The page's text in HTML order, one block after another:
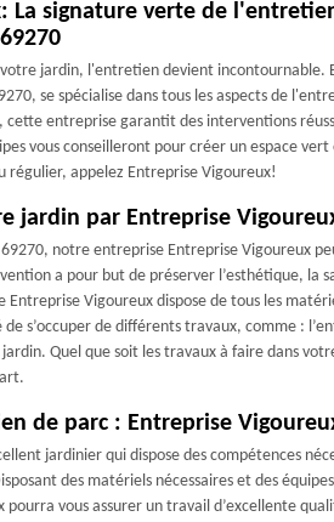
La signature verte de
votre jardin, l'entretien devient
se spécialise dans tous les aspects de
entreprise garantit des interventions
vous conseilleront pour créer un espace
appelez Entreprise Vigoureux!
jardin par Entreprise
69270, notre entreprise Entreprise Vigoureux
a pour but de préserver l’esthétique, la
Entreprise Vigoureux dispose de tous les
s’occuper de différents travaux, comme :
Quel que soit les travaux à faire dans
de parc : Entreprise
jardinier qui dispose des compétences
des matériels nécessaires et des
vous assurer un travail d’excellente